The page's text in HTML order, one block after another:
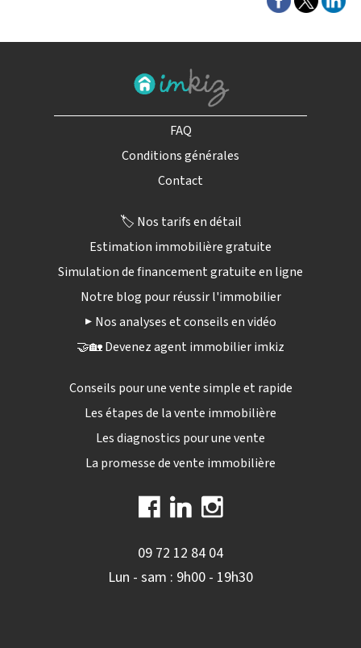
FAQ
Conditions générales
Contact
🏷️ Nos tarifs en détail
Estimation immobilière gratuite
Simulation de financement gratuite en ligne
Notre blog pour réussir l'immobilier
▶️ Nos analyses et conseils en vidéo
🤝🏡 Devenez agent immobilier imkiz
Conseils pour une vente simple et rapide
Les étapes de la vente immobilière
Les diagnostics pour une vente
La promesse de vente immobilière
09 72 12 84 04
Lun - sam : 9h00 - 19h30